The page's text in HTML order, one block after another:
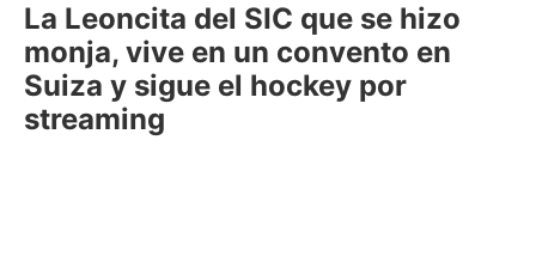
La Leoncita del SIC que se hizo
monja, vive en un convento en
Suiza y sigue el hockey por
streaming